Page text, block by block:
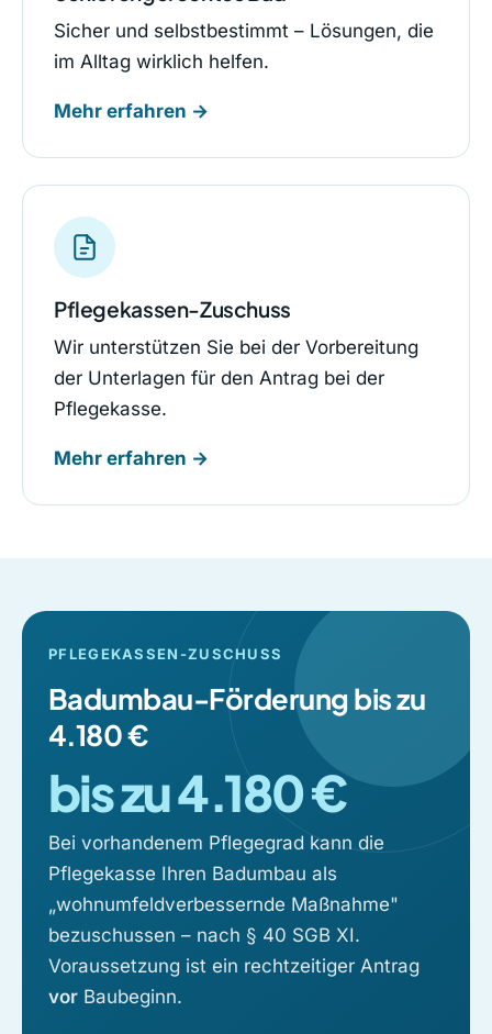
Sicher und selbstbestimmt – Lösungen, die
im Alltag wirklich helfen.
Mehr erfahren →
Pflegekassen-Zuschuss
Wir unterstützen Sie bei der Vorbereitung
der Unterlagen für den Antrag bei der
Pflegekasse.
Mehr erfahren →
PFLEGEKASSEN-ZUSCHUSS
Badumbau-Förderung bis zu
4.180 €
bis zu 4.180 €
Bei vorhandenem Pflegegrad kann die
Pflegekasse Ihren Badumbau als
„wohnumfeldverbessernde Maßnahme"
bezuschussen – nach § 40 SGB XI.
Voraussetzung ist ein rechtzeitiger Antrag
vor Baubeginn.